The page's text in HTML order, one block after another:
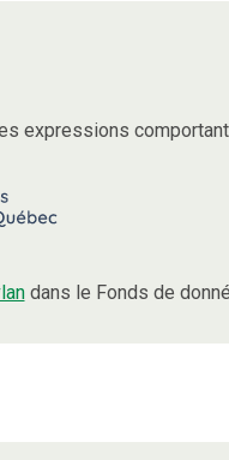
expressions
dans le Fonds de